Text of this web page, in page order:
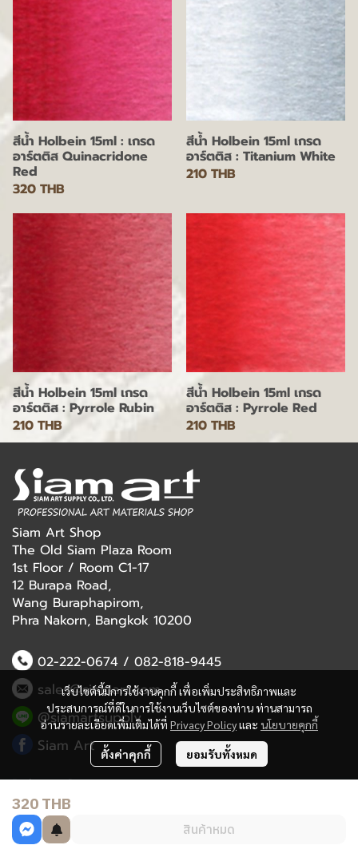
สีน้ำ Holbein 15ml : เกรด
อาร์ตติส Quinacridone
Red
320 THB
สีน้ำ Holbein 15ml เกรด
อาร์ตติส : Titanium White
210 THB
สีน้ำ Holbein 15ml เกรด
อาร์ตติส : Pyrrole Rubin
210 THB
สีน้ำ Holbein 15ml เกรด
อาร์ตติส : Pyrrole Red
210 THB
320 THB
สินค้าหมด
เว็บไซต์นี้มีการใช้งานคุกกี้ เพื่อเพิ่มประสิทธิภาพและ
ประสบการณ์ที่ดีในการใช้งานเว็บไซต์ของท่าน ท่านสามารถ
อ่านรายละเอียดเพิ่มเติมได้ที่ Privacy Policyและ นโยบายคุกกี้
ตั้งค่าคุกกี้ ยอมรับทั้งหมด
Siam Art Shop
The Old Siam Plaza Room
1st Floor / Room C1-17
12 Burapa Road,
Wang Buraphapirom,
Phra Nakorn, Bangkok 10200
02-222-0674/ 082-818-9445
sales@siamart.com
@siamartsupply
Siam Art
Delivery Service
Refund Policy
Terms and Conditions